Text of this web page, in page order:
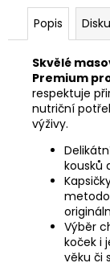
Popis
Skvělé
Premium
respektuje
nutriční
výživy.
kousků
Výběr
koček i
věku či
JOSERA
MEAT
BITES
MINI
BEEF
70G